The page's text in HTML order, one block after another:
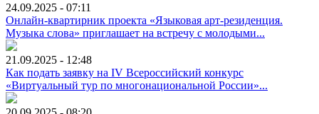
24.09.2025 - 07:11
Онлайн-квартирник проекта «Языковая арт-резиденция.
Музыка слова» приглашает на встречу с молодыми...
21.09.2025 - 12:48
Как подать заявку на IV Всероссийский конкурс
«Виртуальный тур по многонациональной России»...